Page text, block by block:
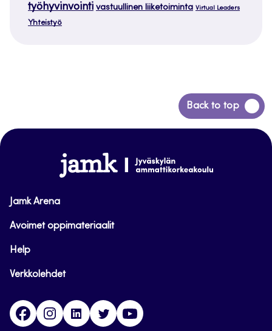
työhyvinvointi vastuullinen liiketoiminta Virtual Leaders
Yhteistyö
Back to top
Siirry
takaisin
www.jamk.fi
Jamk Arena
Avoimet oppimateriaalit
Help
Verkkolehdet
FacebookInstagramLinkedinTwitter